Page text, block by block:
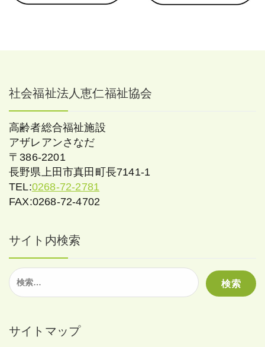
社会福祉法人恵仁福祉協会
高齢者総合福祉施設
アザレアンさなだ
〒386-2201
長野県上田市真田町長7141-1
TEL:0268-72-2781
FAX:0268-72-4702
サイト内検索
検
索:
サイトマップ